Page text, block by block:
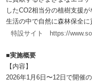
したCO2相当分の植樹支援
生活の中で自然に森林保全に
特設サイト https://
■実施概要
【内容】
2026年1月6日〜12日で開催